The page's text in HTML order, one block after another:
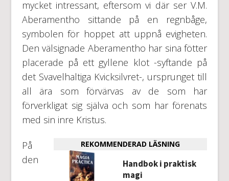
mycket intressant, eftersom vi där ser V.M.
Aberamentho sittande på en regnbåge,
symbolen för hoppet att uppnå evigheten.
Den välsignade Aberamentho har sina fötter
placerade på ett gyllene klot -syftande på
det Svavelhaltiga Kvicksilvret-, ursprunget till
all ära som förvärvas av de som har
förverkligat sig själva och som har förenats
med sin inre Kristus.
REKOMMENDERAD LÄSNING
Handbok i praktisk
magi
På
den